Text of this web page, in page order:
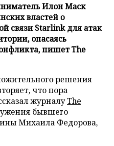
Илон Маск
властей о
связи Starlink для атак
опасаясь
пишет The
решения
что пора
журналуThe
бывшего
Михаила Федорова,